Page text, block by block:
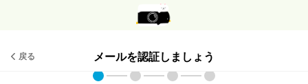
戻る メールを認証しましょう